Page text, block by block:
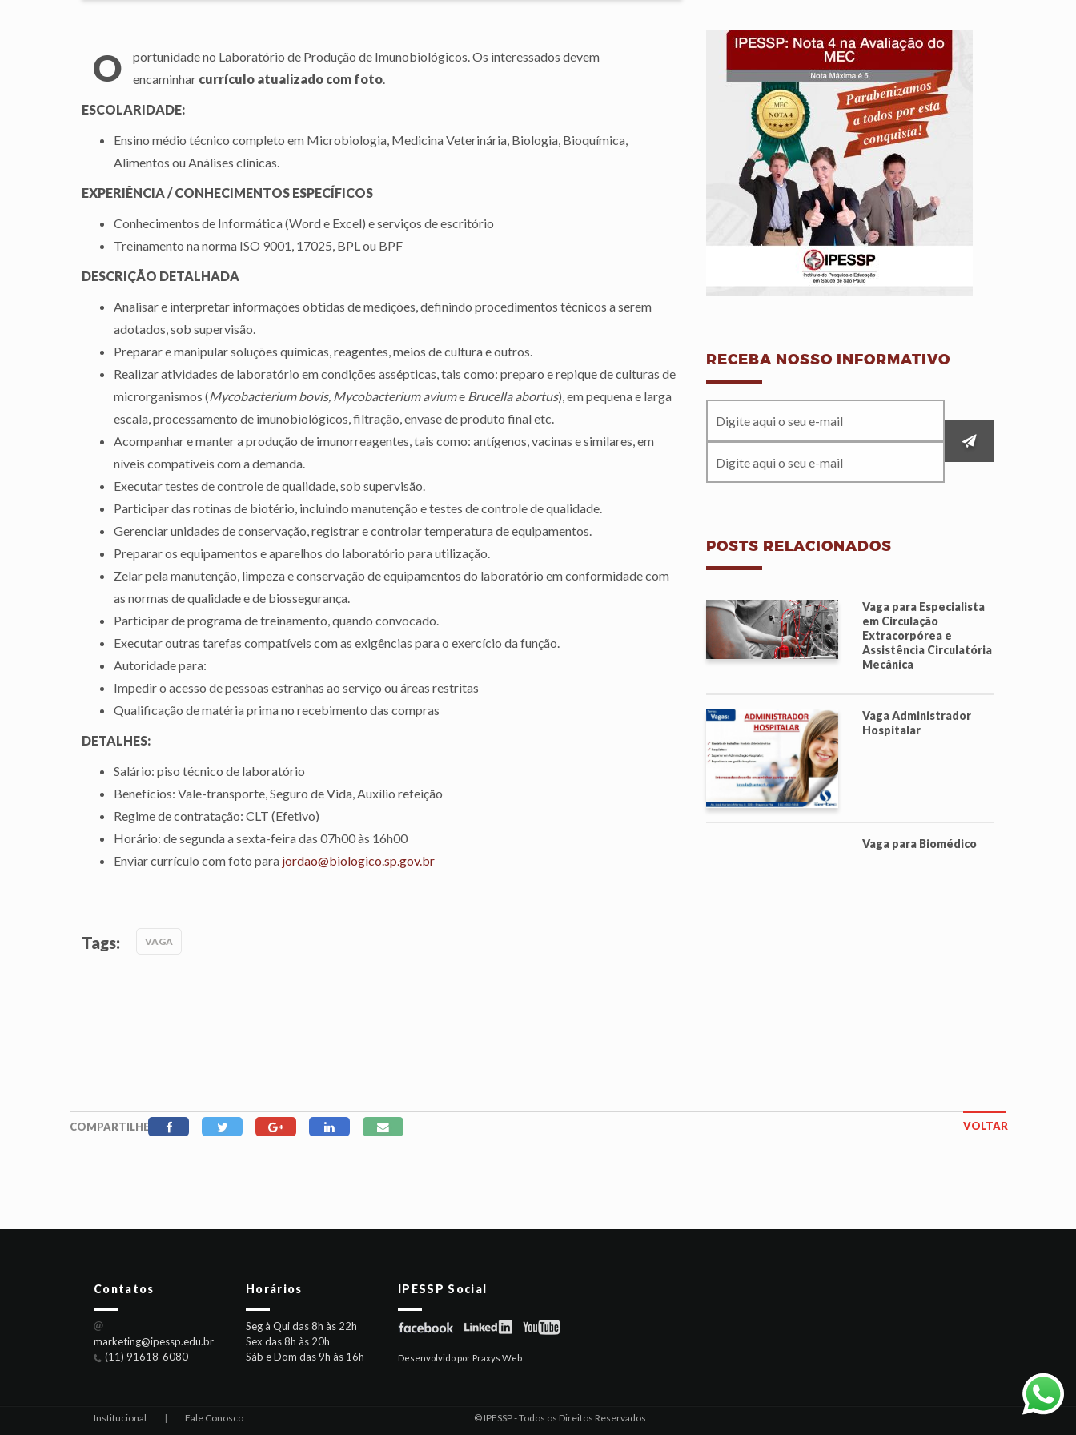
O
portunidade no Laboratório de Produção de Imunobiológicos. Os interessados devem
encaminhar currículo atualizado com foto.
ESCOLARIDADE:
Ensino médio técnico completo em Microbiologia, Medicina Veterinária, Biologia, Bioquímica,
Alimentos ou Análises clínicas.
EXPERIÊNCIA / CONHECIMENTOS ESPECÍFICOS
Conhecimentos de Informática (Word e Excel) e serviços de escritório
Treinamento na norma ISO 9001, 17025, BPL ou BPF
DESCRIÇÃO DETALHADA
Analisar e interpretar informações obtidas de medições, definindo procedimentos técnicos a serem
adotados, sob supervisão.
Preparar e manipular soluções químicas, reagentes, meios de cultura e outros.
Realizar atividades de laboratório em condições assépticas, tais como: preparo e repique de culturas de
microrganismos (Mycobacterium bovis, Mycobacterium aviume Brucella abortus), em pequena e larga
escala, processamento de imunobiológicos, filtração, envase de produto final etc.
Acompanhar e manter a produção de imunorreagentes, tais como: antígenos, vacinas e similares, em
níveis compatíveis com a demanda.
Executar testes de controle de qualidade, sob supervisão.
Participar das rotinas de biotério, incluindo manutenção e testes de controle de qualidade.
Gerenciar unidades de conservação, registrar e controlar temperatura de equipamentos.
Preparar os equipamentos e aparelhos do laboratório para utilização.
Zelar pela manutenção, limpeza e conservação de equipamentos do laboratório em conformidade com
as normas de qualidade e de biossegurança.
Participar de programa de treinamento, quando convocado.
Executar outras tarefas compatíveis com as exigências para o exercício da função.
Autoridade para:
Impedir o acesso de pessoas estranhas ao serviço ou áreas restritas
Qualificação de matéria prima no recebimento das compras
DETALHES:
Salário: piso técnico de laboratório
Benefícios: Vale-transporte, Seguro de Vida, Auxílio refeição
Regime de contratação: CLT (Efetivo)
Horário: de segunda a sexta-feira das 07h00 às 16h00
Enviar currículo com foto para jordao@biologico.sp.gov.br
Tags: VAGA
RECEBA NOSSO INFORMATIVO
POSTS RELACIONADOS
Vaga para Especialista
em Circulação
Extracorpórea e
Assistência Circulatória
Mecânica
Vaga Administrador
Hospitalar
Vaga para Biomédico
COMPARTILHE VOLTAR
Contatos
marketing@ipessp.edu.br
(11) 91618-6080
Horários
Seg à Qui das 8h às 22h
Sex das 8h às 20h
Sáb e Dom das 9h às 16h
IPESSP Social
Desenvolvido por Praxys Web
Institucional | Fale Conosco © IPESSP - Todos os Direitos Reservados